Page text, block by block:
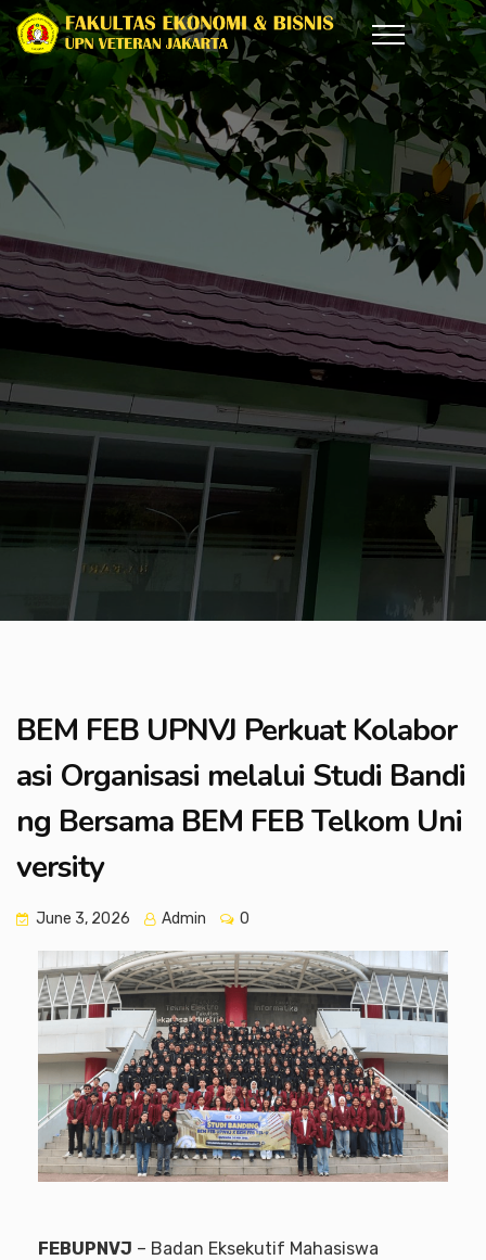
BEM FEB UPNVJ Perkuat Kolabor
asi Organisasi melalui Studi Bandi
ng Bersama BEM FEB Telkom Uni
versity
June 3, 2026 Admin 0
FEBUPNVJ – Badan Eksekutif Mahasiswa